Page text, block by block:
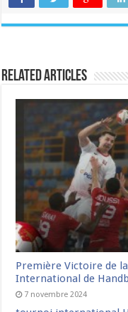
Related Articles
Première Victoire de
International de
7 novembre 2024